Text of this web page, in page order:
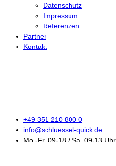
Datenschutz
Impressum
Referenzen
Partner
Kontakt
+49 351 210 800 0
info@schluessel-quick.de
Mo -Fr. 09-18 / Sa. 09-13 Uhr